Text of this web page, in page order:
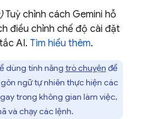
Tuỳ chỉnh cách Gemini hỗ
điều chỉnh chế độ cài đặt
AI. Tìm hiểu thêm.
dùng tính năng trò chuyện để
ngữ tự nhiên thực hiện các
trong không gian làm việc,
và chạy các lệnh.